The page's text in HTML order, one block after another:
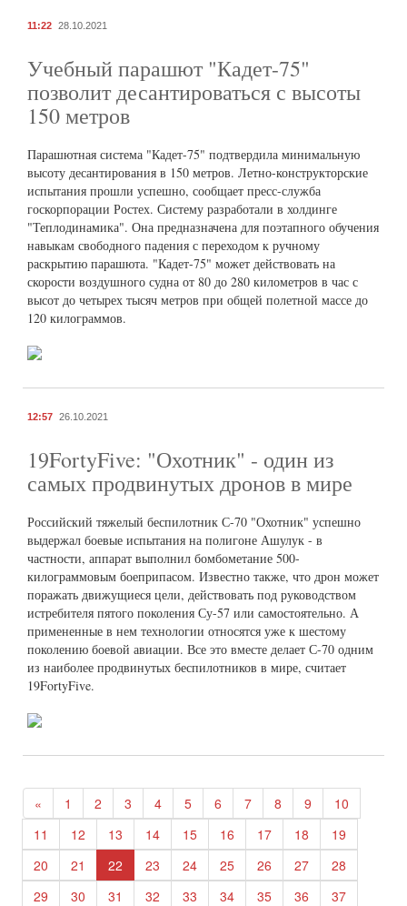
11:22 28.10.2021
Учебный парашют "Кадет-75"
позволит десантироваться с высоты
150 метров
Парашютная система "Кадет-75" подтвердила минимальную
высоту десантирования в 150 метров. Летно-конструкторские
испытания прошли успешно, сообщает пресс-служба
госкорпорации Ростех. Систему разработали в холдинге
"Теплодинамика". Она предназначена для поэтапного обучения
навыкам свободного падения с переходом к ручному
раскрытию парашюта. "Кадет-75" может действовать на
скорости воздушного судна от 80 до 280 километров в час с
высот до четырех тысяч метров при общей полетной массе до
120 килограммов.
12:57 26.10.2021
19FortyFive: "Охотник" - один из
самых продвинутых дронов в мире
Российский тяжелый беспилотник С-70 "Охотник" успешно
выдержал боевые испытания на полигоне Ашулук - в
частности, аппарат выполнил бомбометание 500-
килограммовым боеприпасом. Известно также, что дрон может
поражать движущиеся цели, действовать под руководством
истребителя пятого поколения Су-57 или самостоятельно. А
примененные в нем технологии относятся уже к шестому
поколению боевой авиации. Все это вместе делает С-70 одним
из наиболее продвинутых беспилотников в мире, считает
19FortyFive.
« 1 2 3 4 5 6 7 8 9
10
11
12 13 14 15 16 17 18
19
20
21 22 23 24 25 26 27
28
29
30 31 32 33 34 35 36
37